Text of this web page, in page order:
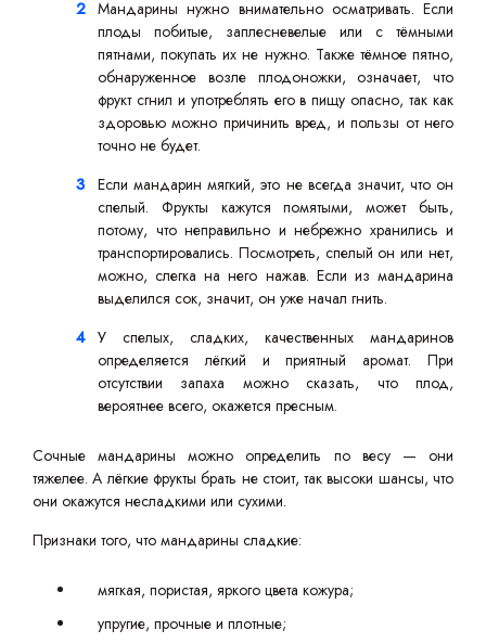
Мандарины нужно внимательно осматривать. Если
плоды побитые, заплесневелые или с тёмными
пятнами, покупать их не нужно. Также тёмное пятно,
обнаруженное возле плодоножки, означает, что
фрукт сгнил и употреблять его в пищу опасно, так как
здоровью можно причинить вред, и пользы от него
точно не будет.
Если мандарин мягкий, это не всегда значит, что он
спелый. Фрукты кажутся помятыми, может быть,
потому, что неправильно и небрежно хранились и
транспортировались. Посмотреть, спелый он или нет,
можно, слегка на него нажав. Если из мандарина
выделился сок, значит, он уже начал гнить.
У спелых, сладких, качественных мандаринов
определяется лёгкий и приятный аромат. При
отсутствии запаха можно сказать, что плод,
вероятнее всего, окажется пресным.
Сочные мандарины можно определить по весу — они
тяжелее. А лёгкие фрукты брать не стоит, так высоки шансы, что
они окажутся несладкими или сухими.
Признаки того, что мандарины сладкие:
мягкая, пористая, яркого цвета кожура;
упругие, прочные и плотные;